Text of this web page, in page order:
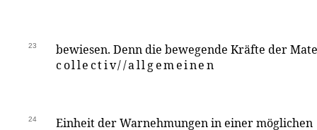
23
bewiesen. Denn die bewegende Kräfte der
collectiv//allgemeinen
24 Einheit der Warnehmungen in einer möglichen